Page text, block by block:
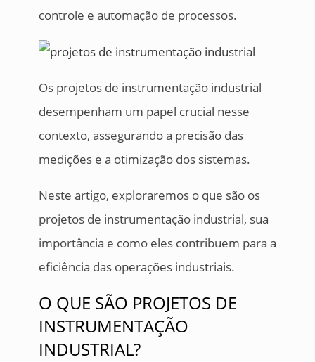
controle e automação de processos.
Os projetos de instrumentação industrial
desempenham um papel crucial nesse
contexto, assegurando a precisão das
medições e a otimização dos sistemas.
Neste artigo, exploraremos o que são os
projetos de instrumentação industrial, sua
importância e como eles contribuem para a
eficiência das operações industriais.
O QUE SÃO PROJETOS DE
INSTRUMENTAÇÃO
INDUSTRIAL?